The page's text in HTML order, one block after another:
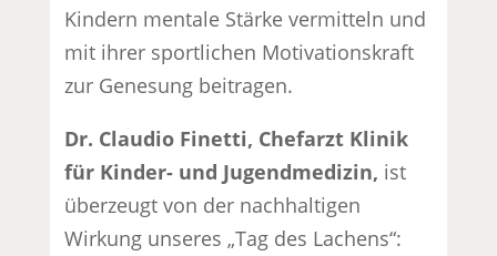
Kindern mentale Stärke vermitteln und
mit ihrer sportlichen Motivationskraft
zur Genesung beitragen.
Dr. Claudio Finetti, Chefarzt Klinik
für Kinder- und Jugendmedizin, ist
überzeugt von der nachhaltigen
Wirkung unseres „Tag des Lachens“: